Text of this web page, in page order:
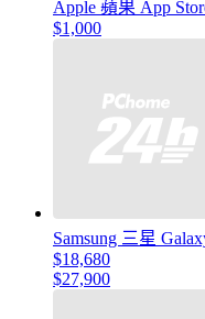
Apple 蘋果 App
$1,000
Samsung 三星
$18,680
$27,900